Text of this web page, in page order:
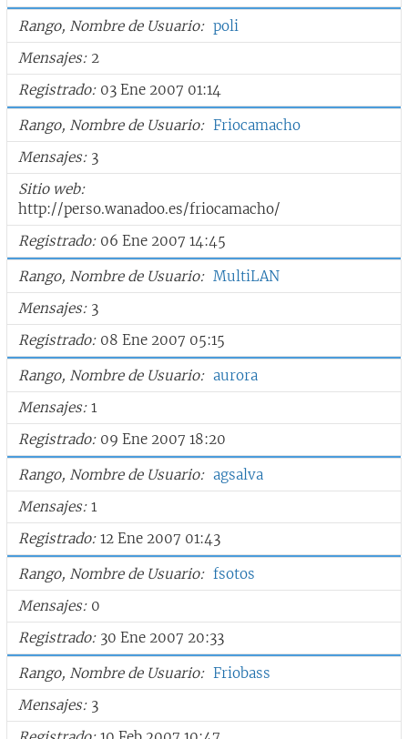
Rango, Nombre de Usuario
poli
Mensajes 2
Registrado 03 Ene 2007 01:14
Rango, Nombre de Usuario
Friocamacho
Mensajes 3
Sitio web
http://perso.wanadoo.es/friocamacho/
Registrado 06 Ene 2007 14:45
Rango, Nombre de Usuario
MultiLAN
Mensajes 3
Registrado 08 Ene 2007 05:15
Rango, Nombre de Usuario
aurora
Mensajes 1
Registrado 09 Ene 2007 18:20
Rango, Nombre de Usuario
agsalva
Mensajes 1
Registrado 12 Ene 2007 01:43
Rango, Nombre de Usuario
fsotos
Mensajes 0
Registrado 30 Ene 2007 20:33
Rango, Nombre de Usuario
Friobass
Mensajes 3